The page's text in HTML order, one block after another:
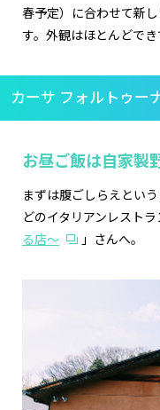
春予定）に合わせて新
す。外観はほとんどでき
カーサ フォルトゥー
お昼ご飯は自家製
まずは腹ごしらえとい
どのイタリアンレストラ
る店〜
」さんへ。